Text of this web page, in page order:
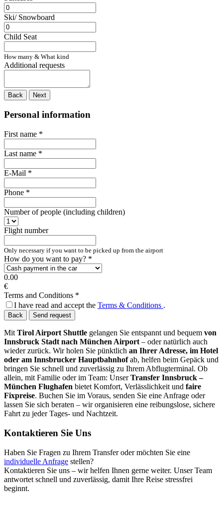
Ski/ Snowboard
Child Seat
How many & What kind
Additional requests
Back Next
Personal information
First name *
Last name *
E-Mail *
Phone *
Number of people (including children)
Flight number
Only necessary if you want to be picked up from the airport
How do you want to pay? *
0.00
€
Terms and Conditions *
I have read and accept the Terms & Conditions .
Back Send request
Mit Tirol Airport Shuttle gelangen Sie entspannt und bequem von
Innsbruck Stadt nach München Airport – oder natürlich auch
wieder zurück. Wir holen Sie pünktlich an Ihrer Adresse, im Hotel
oder am Innsbrucker Hauptbahnhofab, helfen beim Gepäck und
bringen Sie schnell und zuverlässig zu Ihrem Abflugterminal. Ob
allein, mit Familie oder im Team: UnserTransfer Innsbruck –
München Flughafen bietet Komfort, Verlässlichkeit und faire
Fixpreise. Buchen Sie im Voraus, senden Sie eine Anfrage oder
lassen Sie sich beraten – wir organisieren eine reibungslose, sichere
Fahrt zu jeder Tages- und Nachtzeit.
Kontaktieren Sie Uns
Haben Sie Fragen zu Ihrem Transfer oder möchten Sie eine
individuelle Anfrage stellen?
Kontaktieren Sie uns – wir helfen Ihnen gerne weiter. Unser Team
antwortet schnell und zuverlässig, damit Ihre Reise stressfrei
beginnt.